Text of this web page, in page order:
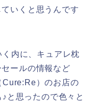
いくと思うんです
内に、キュアレ枕
ールの情報など
Cure:Re）のお店の
と思ったので色々と